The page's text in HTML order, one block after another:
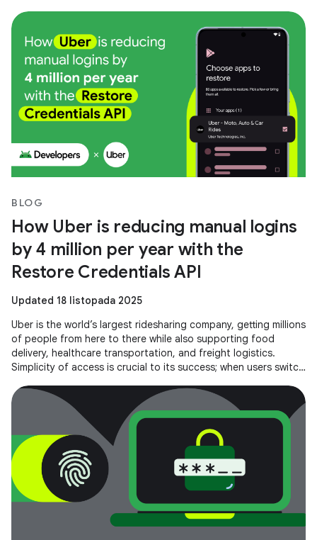
BLOG
How Uber is reducing manual logins
by 4 million per year with the
Restore Credentials API
Updated 18 listopada 2025
Uber is the world’s largest ridesharing company, getting millions
of people from here to there while also supporting food
delivery, healthcare transportation, and freight logistics.
Simplicity of access is crucial to its success; when users switch